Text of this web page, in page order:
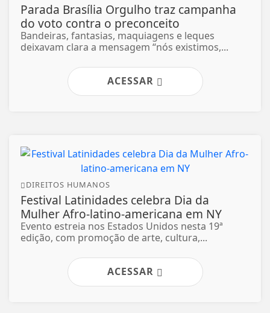
Parada Brasília Orgulho traz campanha
do voto contra o preconceito
Bandeiras, fantasias, maquiagens e leques
deixavam clara a mensagem “nós existimos,...
ACESSAR
DIREITOS HUMANOS
Festival Latinidades celebra Dia da
Mulher Afro-latino-americana em NY
Evento estreia nos Estados Unidos nesta 19ª
edição, com promoção de arte, cultura,...
ACESSAR